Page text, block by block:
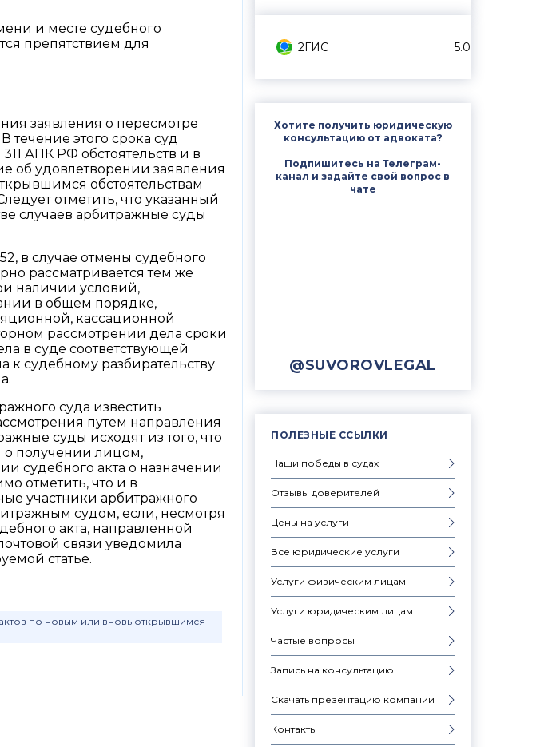
2ГИС 5.0
Хотите получить юридическую
консультацию от адвоката?
Подпишитесь на Телеграм-
канал и задайте свой вопрос в
чате
@SUVOROVLEGAL
ПОЛЕЗНЫЕ ССЫЛКИ
Наши победы в судах
Отзывы доверителей
Цены на услуги
Все юридические услуги
Услуги физическим лицам
Услуги юридическим лицам
Частые вопросы
Запись на консультацию
Скачать презентацию компании
Контакты
и месте судебного
препятствием для
заявления о пересмотре
течение этого срока суд
АПК РФ обстоятельств и в
об удовлетворении заявления
обстоятельствам
отметить, что указанный
случаев арбитражные суды
в случае отмены судебного
рассматривается тем же
наличии условий,
в общем порядке,
кассационной
рассмотрении дела сроки
в суде соответствующей
к судебному разбирательству
суда известить
путем направления
суды исходят из того, что
о получении лицом,
судебного акта о назначении
отметить, что и в
участники арбитражного
судом, если, несмотря
акта, направленной
связи уведомила
статье.
по новым или вновь открывшимся